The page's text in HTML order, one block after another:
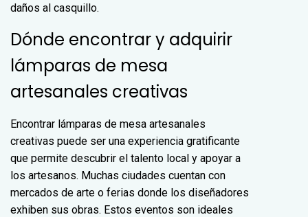
daños al casquillo.
Dónde encontrar y adquirir
lámparas de mesa
artesanales creativas
Encontrar lámparas de mesa artesanales
creativas puede ser una experiencia gratificante
que permite descubrir el talento local y apoyar a
los artesanos. Muchas ciudades cuentan con
mercados de arte o ferias donde los diseñadores
exhiben sus obras. Estos eventos son ideales